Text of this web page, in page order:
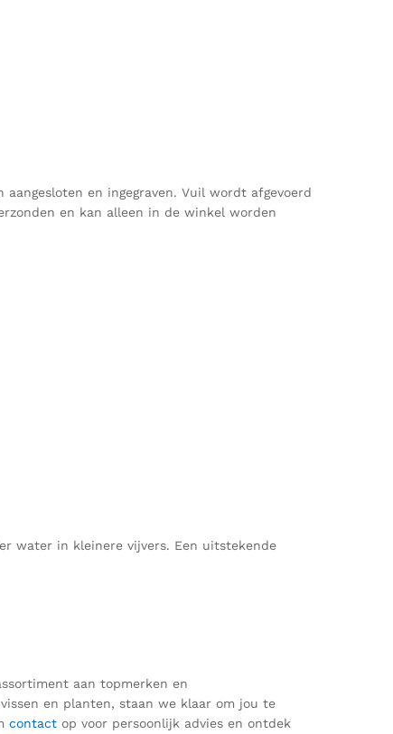
en ingegraven. Vuil wordt afgevoerd
en kan alleen in de winkel worden
water in kleinere vijvers. Een uitstekende
aan topmerken en
en planten, staan we klaar om jou te
contact op voor persoonlijk advies en ontdek